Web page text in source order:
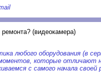
ремонта? (видеокамера)
любого оборудования (в
которые отличают
с самого начала своей